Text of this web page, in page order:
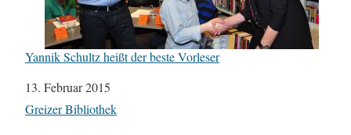
Yannik Schultz heißt der beste Vorleser
Datum
13. Februar 2015
In Bezug auf
Greizer Bibliothek